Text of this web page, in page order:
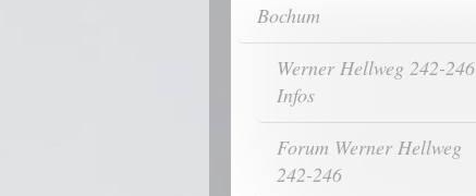
Bochum
Werner Hellweg 242-246
Infos
Forum Werner Hellweg
242-246